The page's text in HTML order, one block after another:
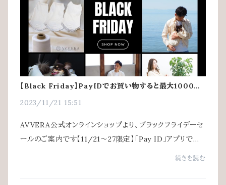
【Black Friday】PayIDでお買い物すると最大1000円
2023/11/21 15:51
AVVERA公式オンラインショップより、ブラックフライデーセ
ールのご案内です【11/21〜27限定】「Pay ID」アプリでつ
かえる、最大20%OFFクーポンプレゼント！購入画面で、
続きを読む